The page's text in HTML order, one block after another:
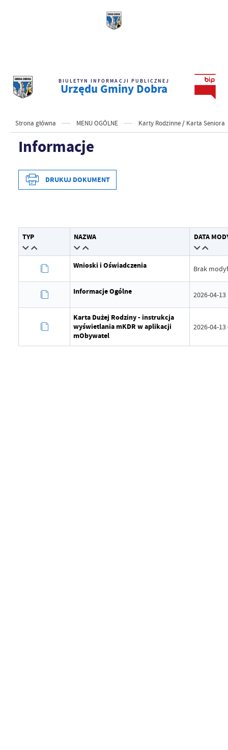
BIULETYN INFORMACJI PUBLICZNEJ
Urzędu Gminy Dobra
Strona główna MENU OGÓLNE Karty Rodzinne / Karta Seniora
Informacje
Wytworzył
Data opublikowania 2026-
Data ostatniej aktualizacji Brak
Ostatnio zaktualizował
DRUKUJ DOKUMENT
TYP NAZWA DATA
Wnioski i Oświadczenia Brak
Informacje Ogólne 2026-04-13
Karta Dużej Rodziny - instrukcja
wyświetlania mKDR w aplikacji
mObywatel
2026-04-13